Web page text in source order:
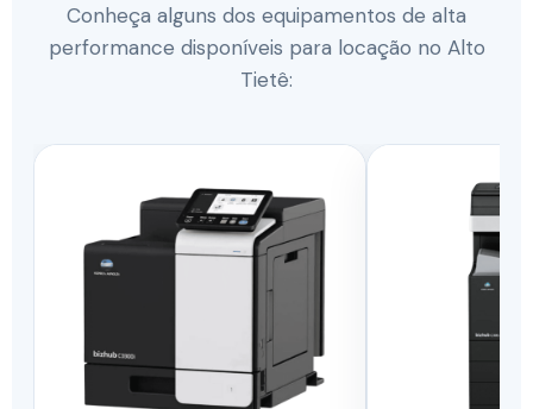
Conheça alguns dos equipamentos de alta
performance disponíveis para locação no Alto
Tietê: